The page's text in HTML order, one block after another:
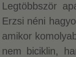
Legtöbbször
Erzsi néni
amikor
nem biciklin,